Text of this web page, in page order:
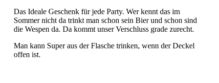
Das Ideale Geschenk für jede Party. Wer kennt das im
Sommer nicht da trinkt man schon sein Bier und schon sind
die Wespen da. Da kommt unser Verschluss grade zurecht.
Man kann Super aus der Flasche trinken, wenn der Deckel
offen ist.